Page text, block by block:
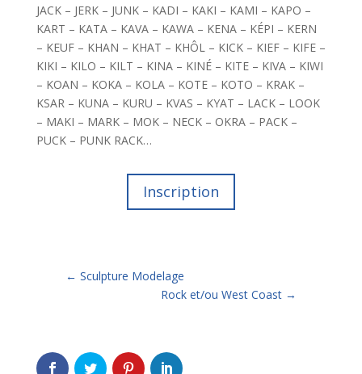
JACK – JERK – JUNK – KADI – KAKI – KAMI – KAPO –
KART – KATA – KAVA – KAWA – KENA – KÉPI – KERN
– KEUF – KHAN – KHAT – KHÔL – KICK – KIEF – KIFE –
KIKI – KILO – KILT – KINA – KINÉ – KITE – KIVA – KIWI
– KOAN – KOKA – KOLA – KOTE – KOTO – KRAK –
KSAR – KUNA – KURU – KVAS – KYAT – LACK – LOOK
– MAKI – MARK – MOK – NECK – OKRA – PACK –
PUCK – PUNK RACK…
Inscription
← Sculpture Modelage
Rock et/ou West Coast →